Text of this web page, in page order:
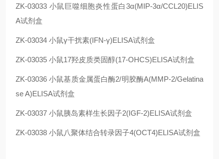
ZK-03033 小鼠巨噬细胞炎性蛋白3α(MIP-3α/CCL20)ELIS
A试剂盒
ZK-03034 小鼠γ干扰素(IFN-γ)ELISA试剂盒
ZK-03035 小鼠17羟皮质类固醇(17-OHCS)ELISA试剂盒
ZK-03036 小鼠基质金属蛋白酶2/明胶酶A(MMP-2/Gelatina
se A)ELISA试剂盒
ZK-03037 小鼠胰岛素样生长因子2(IGF-2)ELISA试剂盒
ZK-03038 小鼠八聚体结合转录因子4(OCT4)ELISA试剂盒